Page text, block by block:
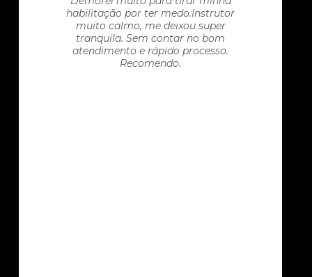
habilitação por ter medo.Instrutor
muito calmo, me deixou super
tranquila. Sem contar no bom
atendimento e rápido processo.
Recomendo.